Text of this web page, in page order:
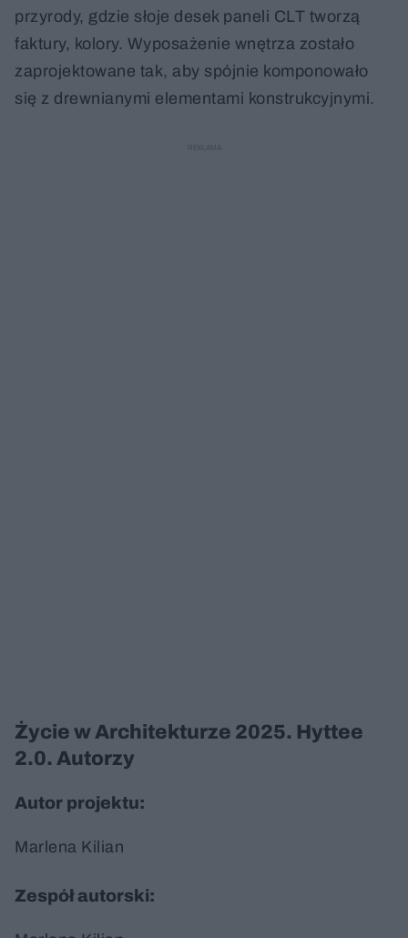
przyrody, gdzie słoje desek paneli CLT tworzą
faktury, kolory. Wyposażenie wnętrza zostało
zaprojektowane tak, aby spójnie komponowało
się z drewnianymi elementami konstrukcyjnymi.
Życie w Architekturze 2025. Hyttee
2.0. Autorzy
Autor projektu:
Marlena Kilian
Zespół autorski: